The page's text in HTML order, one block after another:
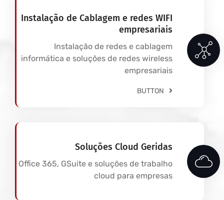
Instalação de Cablagem e redes WIFI
empresariais
Instalação de redes e cablagem
informática e soluções de redes wireless
empresariais
BUTTON
Soluções Cloud Geridas
Office 365, GSuite e soluções de trabalho
cloud para empresas